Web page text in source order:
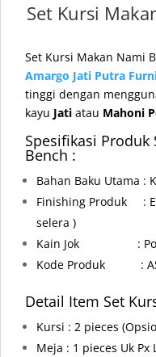
Set Kursi
Set Kursi Makan Nami
Amargo Jati Putra
tinggi dengan
kayu Jati atau Mahoni
Spesifikasi Produk
Bench :
Bahan Baku Utama :
Finishing Produk :
selera )
Kain Jok :
Kode Produk :
Detail Item Set
Kursi : 2 pieces
Meja : 1 pieces Uk Px